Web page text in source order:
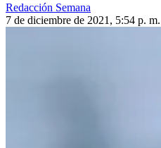
Redacción Semana
7 de diciembre de 2021, 5:54 p. m.